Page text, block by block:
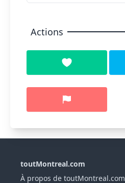
Actions
toutMontreal.com
À propos de toutMontreal.com